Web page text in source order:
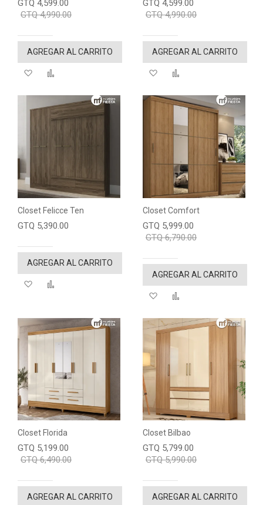
GTQ 4,599.00
GTQ 4,990.00
AGREGAR AL CARRITO
Agregar a mi lista de deseos
GTQ 4,599.00
GTQ 4,990.00
AGREGAR AL CARRITO
Agregar a mi lista de
Closet Felicce Ten
GTQ 5,390.00
AGREGAR AL CARRITO
Agregar a mi lista de deseos
Closet Comfort
GTQ 5,999.00
GTQ 6,790.00
AGREGAR AL CARRITO
Agregar a mi lista de
Closet Florida
GTQ 5,199.00
GTQ 6,490.00
AGREGAR AL CARRITO
Closet Bilbao
GTQ 5,799.00
GTQ 5,990.00
AGREGAR AL CARRITO